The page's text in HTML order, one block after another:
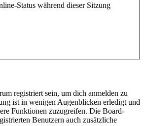
Status während dieser Sitzung
registriert sein, um dich anmelden zu
ist in wenigen Augenblicken erledigt und
Funktionen zuzugreifen. Die Board-
Benutzern auch zusätzliche